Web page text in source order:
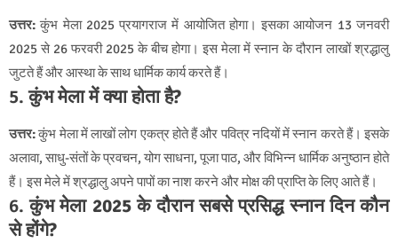
उत्तर: कुंभ मेला 2025 प्रयागराज में आयोजित होगा। इसका आयोजन 13 जनवरी
2025 से 26 फरवरी 2025 के बीच होगा। इस मेला में स्नान के दौरान लाखों श्रद्धालु
जुटते हैं और आस्था के साथ धार्मिक कार्य करते हैं।
5.कुंभ मेला में क्या होता है?
उत्तर:कुंभ मेला में लाखों लोग एकत्र होते हैं और पवित्र नदियों में स्नान करते हैं। इसके
अलावा, साधु-संतों के प्रवचन, योग साधना, पूजा पाठ, और विभिन्न धार्मिक अनुष्ठान होते
हैं। इस मेले में श्रद्धालु अपने पापों का नाश करने और मोक्ष की प्राप्ति के लिए आते हैं।
6.कुंभ मेला 2025 के दौरान सबसे प्रसिद्ध स्नान दिन कौन
से होंगे?